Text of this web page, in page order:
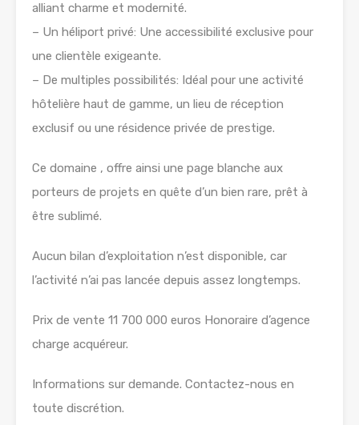
alliant charme et modernité.
– Un héliport privé: Une accessibilité exclusive pour
une clientèle exigeante.
– De multiples possibilités: Idéal pour une activité
hôtelière haut de gamme, un lieu de réception
exclusif ou une résidence privée de prestige.
Ce domaine , offre ainsi une page blanche aux
porteurs de projets en quête d’un bien rare, prêt à
être sublimé.
Aucun bilan d’exploitation n’est disponible, car
l’activité n’ai pas lancée depuis assez longtemps.
Prix de vente 11 700 000 euros Honoraire d’agence
charge acquéreur.
Informations sur demande. Contactez-nous en
toute discrétion.